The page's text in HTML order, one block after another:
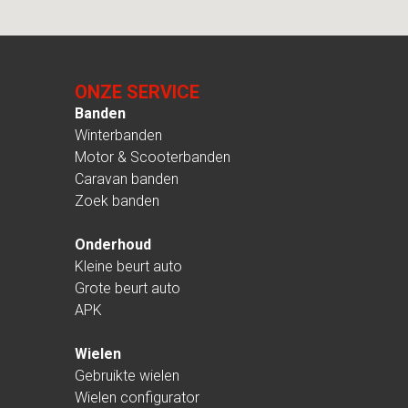
ONZE SERVICE
Banden
Winterbanden
Motor & Scooterbanden
Caravan banden
Zoek banden
Onderhoud
Kleine beurt auto
Grote beurt auto
APK
Wielen
Gebruikte wielen
Wielen configurator